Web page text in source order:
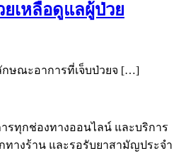
ยเหลือดูแลผู้ป่วย
กษณะอาการที่เจ็บป่วยจ […]
รทุกช่องทางออนไลน์ และบริการ
ทางร้าน และรอรับยาสามัญประจำ